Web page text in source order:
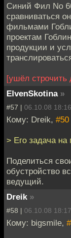
Синий Фил No
сравниваться
фильмами
проектам
продукции и
[ушёл строчить
ElvenSkotina »
#57 | 06.10.08 18:16
Кому: Dreik, #50
> Его задача на
Поделиться
обустройство
ведущий.
Dreik »
#58 | 06.10.08 18:17
Кому: bigsmile,